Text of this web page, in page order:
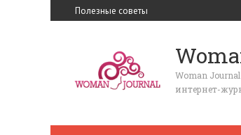
Полезные советы
Woman
интернет-